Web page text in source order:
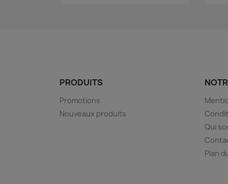
PRODUITS
Promotions
Nouveaux produits
Qui
Plan